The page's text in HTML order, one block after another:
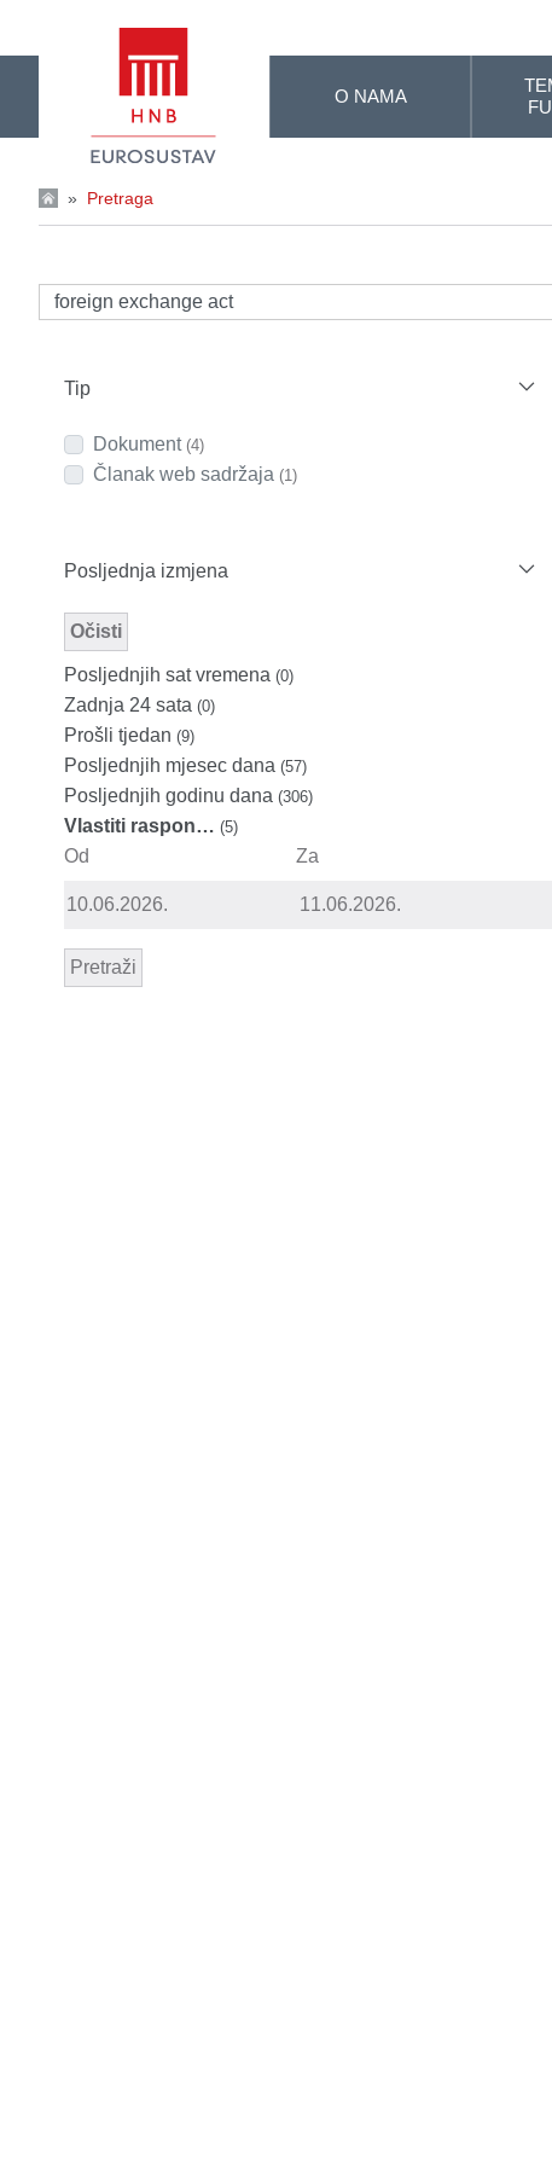
O NAMA
» Pretraga
Tip
Dokument (4)
Članak web sadržaja (1)
Posljednja izmjena
Očisti
Posljednjih sat vremena (0)
Zadnja 24 sata (0)
Prošli tjedan (9)
Posljednjih mjesec dana (57)
Posljednjih godinu dana (306)
Vlastiti raspon… (5)
Od Za
Pretraži